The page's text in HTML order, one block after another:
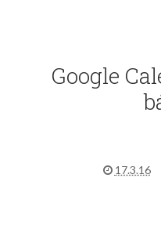
Google
17.3.16